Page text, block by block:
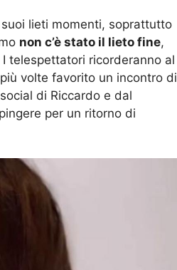
lieti momenti, soprattutto
non c’è stato il lieto fine,
telespettatori ricorderanno al
volte favorito un incontro di
di Riccardo e dal
per un ritorno di